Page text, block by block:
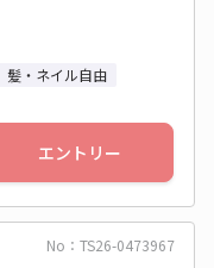
髪・ネイル自由
エントリー
No：TS26-0473967